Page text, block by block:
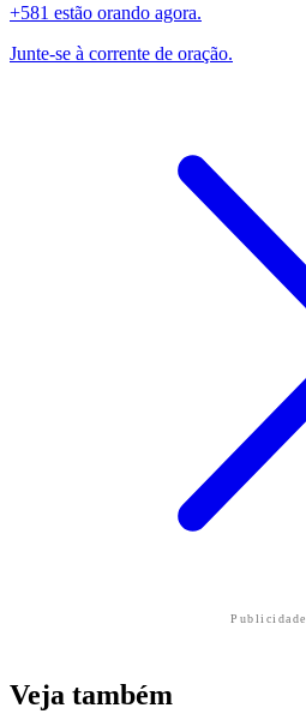
+581 estão orando agora.
Junte-se à corrente de oração.
Publicidade
Veja também